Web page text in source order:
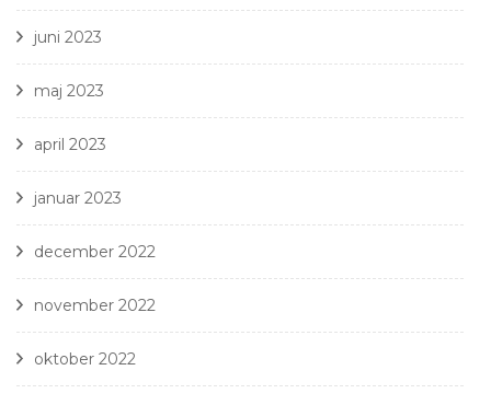
juni 2023
maj 2023
april 2023
januar 2023
december 2022
november 2022
oktober 2022